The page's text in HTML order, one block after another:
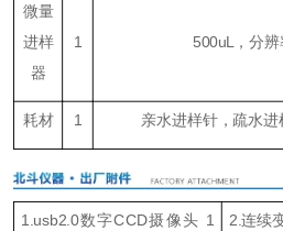
微量
进样
器
1 500uL，分
耗材 1 亲水进样针，疏水进
1.usb2.0数字CCD摄像头 1 2.连续